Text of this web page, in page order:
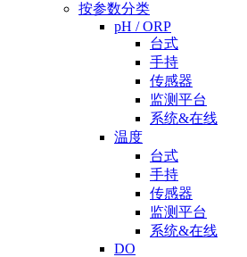
按参数分类
pH / ORP
台式
手持
传感器
监测平台
系统&在线
温度
台式
手持
传感器
监测平台
系统&在线
DO